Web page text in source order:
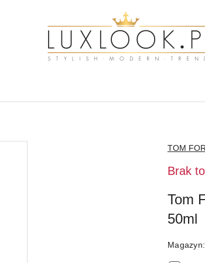
NAZWA
TOM
Brak
Tom
50ml
Magazyn: